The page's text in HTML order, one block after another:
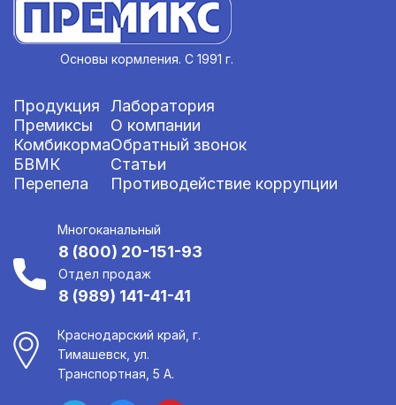
Основы кормления. С 1991 г.
Продукция
Премиксы
Комбикорма
БВМК
Перепела
Лаборатория
О компании
Обратный звонок
Статьи
Противодействие коррупции
Многоканальный
8 (800) 20-151-93
Отдел продаж
8 (989) 141-41-41
Краснодарский край, г.
Тимашевск, ул.
Транспортная, 5 А.